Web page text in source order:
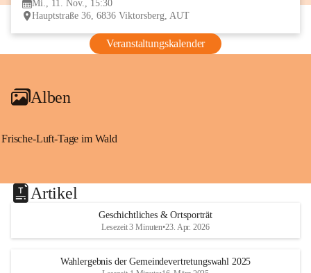
Mi., 11. Nov., 15:30
Hauptstraße 36, 6836 Viktorsberg, AUT
Veranstaltungskalender
Alben
Frische-Luft-Tage im Wald
Artikel
Geschichtliches & Ortsporträt
Lesezeit 3 Minuten•23. Apr. 2026
Wahlergebnis der Gemeindevertretungswahl 2025